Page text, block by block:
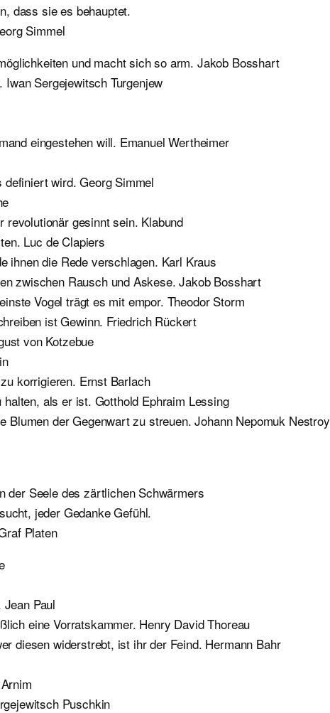
dass sie es behauptet.
Simmel
und macht sich so arm. Jakob Bosshart
Sergejewitsch Turgenjew
eingestehen will. Emanuel Wertheimer
wird. Georg Simmel
revolutionär gesinnt sein. Klabund
Luc de Clapiers
ihnen die Rede verschlagen. Karl Kraus
zwischen Rausch und Askese. Jakob Bosshart
Vogel trägt es mit empor. Theodor Storm
ist Gewinn. Friedrich Rückert
von Kotzebue
korrigieren. Ernst Barlach
als er ist. Gotthold Ephraim Lessing
Blumen der Gegenwart zu streuen. Johann Nepomuk Nestroy
der Seele des zärtlichen Schwärmers
jeder Gedanke Gefühl.
Platen
Paul
eine Vorratskammer. Henry David Thoreau
diesen widerstrebt, ist ihr der Feind. Hermann Bahr
Puschkin